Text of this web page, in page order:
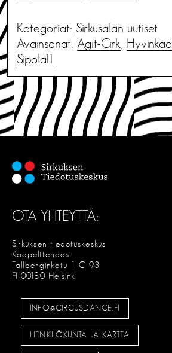
Kategoriat: Sirkusalan uutiset
Avainsanat: Agit-Cirk, Hyvinkää
Sipola11
OTA YHTEYTTÄ:
Sirkuksen tiedotuskeskus
Kaapelitehdas
Tallberginkatu 1 C 93
FI-00180 Helsinki
INFO@CIRCUSDANCE.FI
HENKILÖKUNTA JA KARTTA